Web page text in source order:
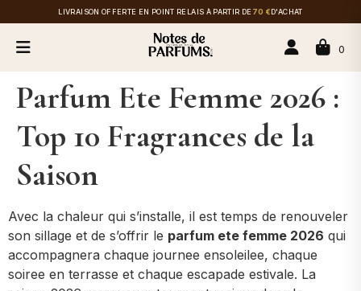
LIVRAISON OFFERTE EN POINT RELAIS À PARTIR DE 70 €D'ACHAT
0
Parfum Ete Femme 2026 :
Top 10 Fragrances de la
Saison
Avec la chaleur qui s’installe, il est temps de renouveler
son sillage et de s’offrir le parfum ete femme 2026 qui
accompagnera chaque journee ensoleilee, chaque
soiree en terrasse et chaque escapade estivale. La